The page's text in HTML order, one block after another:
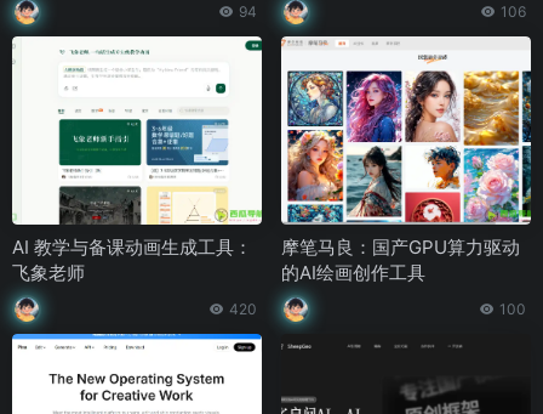
94 106
AI 教学与备课动画生成工具：
飞象老师
420
摩笔马良：国产GPU算力驱动
的AI绘画创作工具
100